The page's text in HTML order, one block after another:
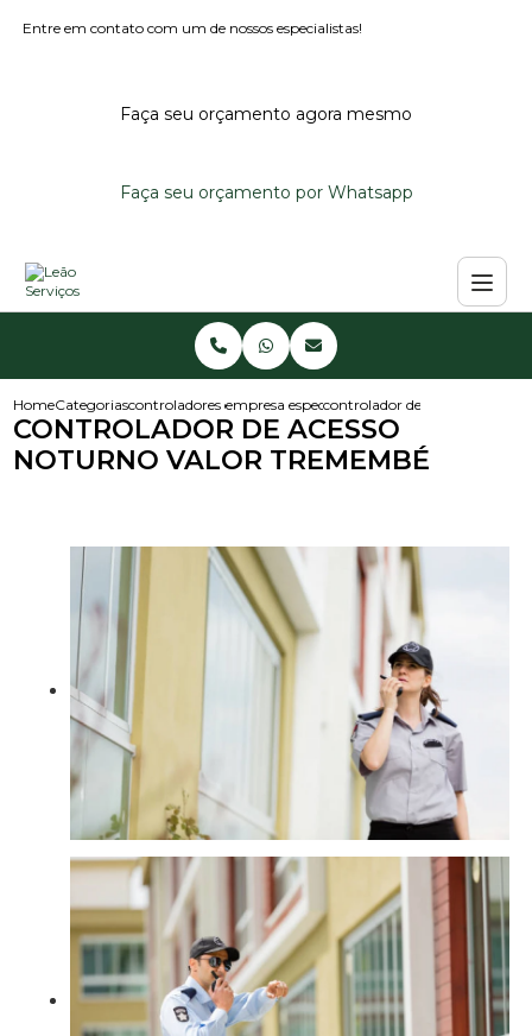
Entre em contato com um de nossos especialistas!
Faça seu orçamento agora mesmo
Faça seu orçamento por Whatsapp
HomeCategoriascontroladores de acessoempresa especialista em controlador de
controlador de acesso
CONTROLADOR DE ACESSO
NOTURNO VALOR TREMEMBÉ